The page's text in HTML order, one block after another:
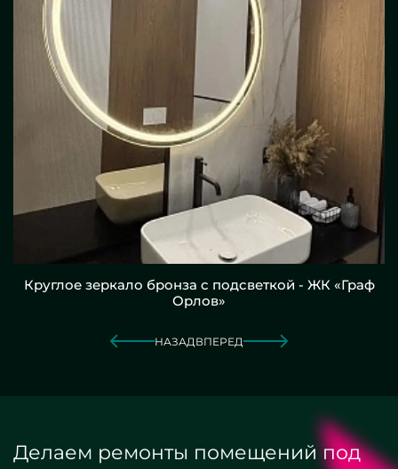
Круглое зеркало бронза с подсветкой - ЖК «Граф
Орлов»
НАЗАД ВПЕРЕД
Делаем ремонты помещений под